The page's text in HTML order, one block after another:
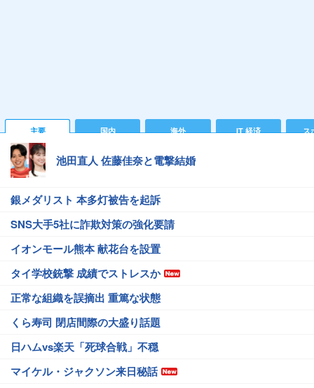
主要 国内 海外 IT 経済 ス
池田直人 佐藤佳奈と電撃結婚
銀メダリスト 本多灯被告を起訴
SNS大手5社に詐欺対策の強化要請
イオンモール熊本 献花台を設置
タイ学校銃撃 成績でストレスか
正常な組織を誤摘出 重篤な状態
くら寿司 閉店間際の大盛り話題
日ハムvs楽天「死球合戦」不穏
マイケル・ジャクソン来日秘話